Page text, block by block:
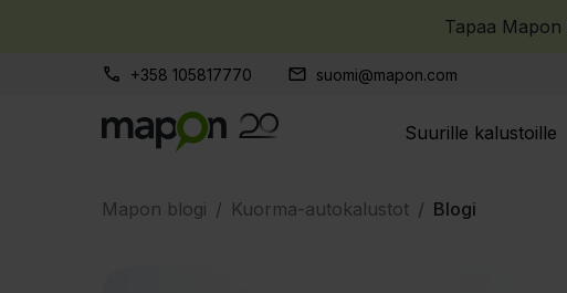
Tapaa Mapon
+358 105817770 suomi@mapon.com
Suurille kalustoille
Mapon blogi Kuorma-autokalustot Blogi